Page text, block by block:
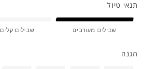
תנאי טיול
שבילים מעורבים שבילים קלים
הגנה